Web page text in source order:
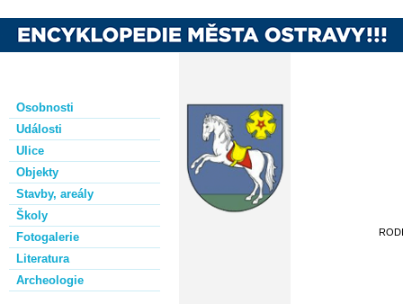
Osobnosti
Události
Ulice
Objekty
Stavby, areály
Školy
Fotogalerie
Literatura
Archeologie